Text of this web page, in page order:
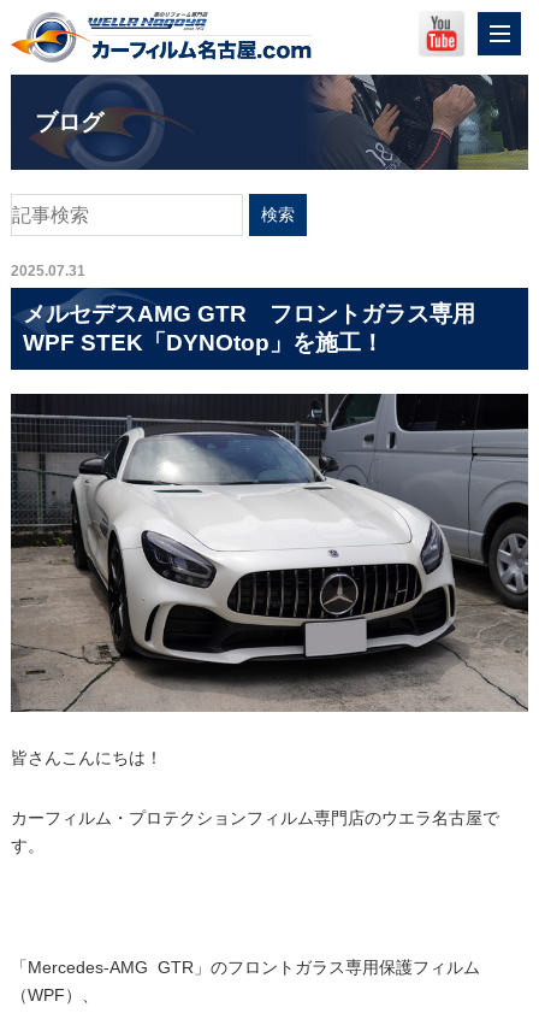
ブログ
2025.07.31
メルセデスAMG GTR フロントガラス専用
WPF STEK「DYNOtop」を施工！
皆さんこんにちは！
カーフィルム・プロテクションフィルム専門店のウエラ名古屋で
す。
「Mercedes-AMG GTR」のフロントガラス専用保護フィルム
（WPF）、